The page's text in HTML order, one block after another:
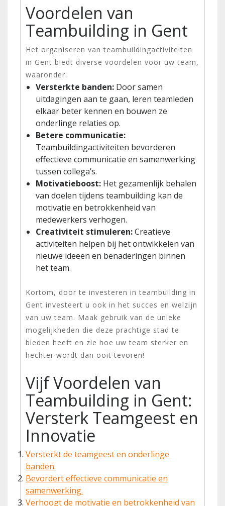
Voordelen van
Teambuilding in Gent
Het organiseren van teambuildingactiviteiten
in Gent biedt diverse voordelen voor uw team,
waaronder:
Versterkte banden: Door samen
uitdagingen aan te gaan, leren teamleden
elkaar beter kennen en bouwen ze
onderlinge relaties op.
Betere communicatie:
Teambuildingactiviteiten bevorderen
effectieve communicatie en samenwerking
tussen collega’s.
Motivatieboost: Het gezamenlijk behalen
van doelen tijdens teambuilding kan de
motivatie en betrokkenheid van
medewerkers verhogen.
Creativiteit stimuleren:Creatieve
activiteiten helpen bij het ontwikkelen van
nieuwe ideeën en benaderingen binnen
het team.
Kortom, door te investeren in teambuilding in
Gent investeert u ook in het succes en welzijn
van uw team. Maak gebruik van de unieke
mogelijkheden die deze prachtige stad te
bieden heeft en zie hoe uw team sterker en
hechter wordt dan ooit tevoren!
Vijf Voordelen van
Teambuilding in Gent:
Versterk Teamgeest en
Innovatie
Versterkt de teamgeest en onderlinge
banden.
Bevordert effectieve communicatie en
samenwerking.
Verhoogt de motivatie en betrokkenheid van